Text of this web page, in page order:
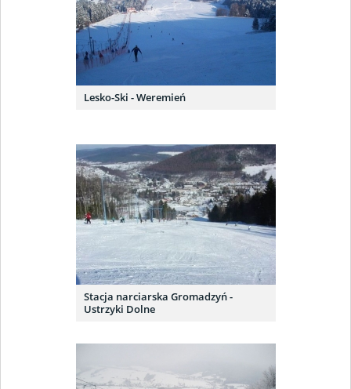
Lesko-Ski - Weremień
Stacja narciarska Gromadzyń -
Ustrzyki Dolne